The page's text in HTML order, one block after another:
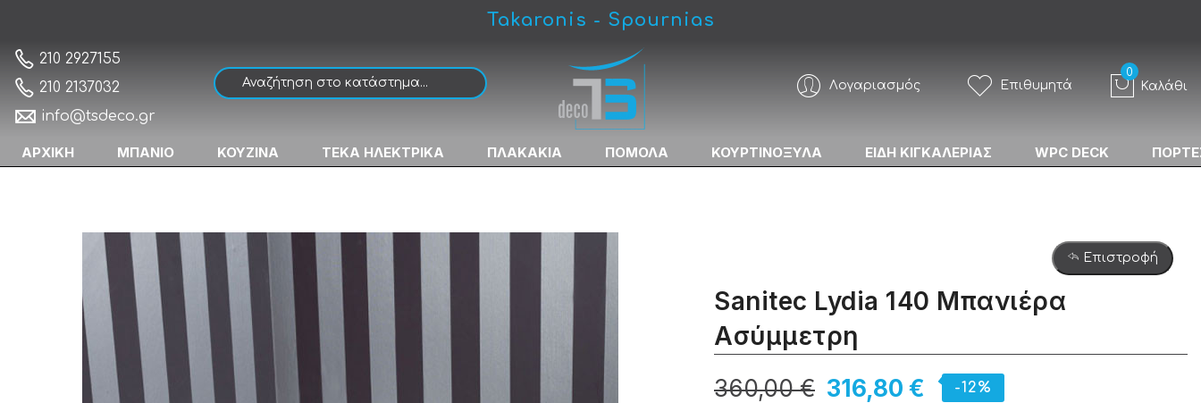
Takaronis - Spournias
210 2927155
210 2137032
info@tsdeco.gr
Λογαριασμός Επιθυμητά Καλάθι
ΑΡΧΙΚΗ ΜΠΑΝΙΟ ΚΟΥΖΙΝΑ ΤΕΚΑ ΗΛΕΚΤΡΙΚΑ ΠΛΑΚΑΚΙΑ ΠΟΜΟΛΑ ΚΟΥΡΤΙΝΟΞΥΛΑ ΕΙΔΗ ΚΙΓΚΑΛΕΡΙΑΣ WPC DECK
Επιστροφή
Sanitec Lydia 140 Mπανιέρα
Ασύμμετρη
316,80 €
360,00 € -12%